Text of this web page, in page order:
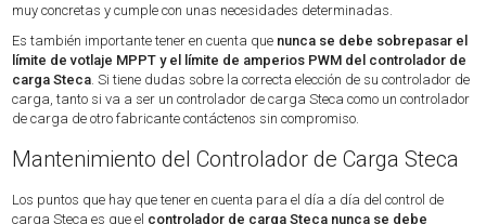
muy concretas y cumple con unas necesidades determinadas.
Es también importante tener en cuenta que nunca se debe sobrepasar el
límite de votlaje MPPT y el límite de amperios PWM del controlador de
carga Steca . Si tiene dudas sobre la correcta elección de su controlador de
carga, tanto si va a ser un controlador de carga Steca como un controlador
de carga de otro fabricante contáctenos sin compromiso.
Mantenimiento del Controlador de Carga Steca
Los puntos que hay que tener en cuenta para el día a día del control de
carga Steca es que el controlador de carga Steca nunca se debe